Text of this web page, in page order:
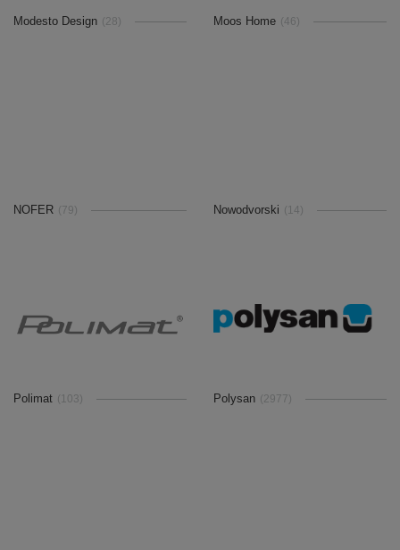
Modesto Design (28) Moos Home (46)
NOFER (79) Nowodvorski (14)
Polimat (103) Polysan (2977)